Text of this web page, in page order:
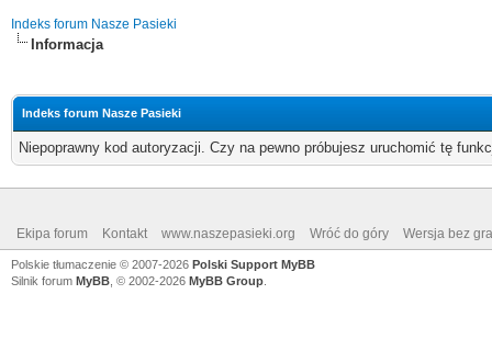
Indeks forum Nasze Pasieki
Informacja
Indeks forum Nasze Pasieki
Niepoprawny kod autoryzacji. Czy na pewno próbujesz uruchomić tę
Ekipa forum Kontakt www.naszepasieki.org Wróć do góry Wersja bez
Polskie tłumaczenie © 2007-2026 Polski Support MyBB
Silnik forum MyBB , © 2002-2026 MyBB Group